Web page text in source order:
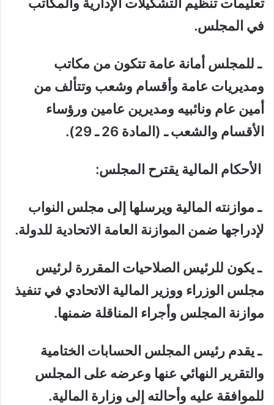
تعليمات تنظيم التشكيلات الإدارية والمكاتب
في المجلس.
ـ للمجلس أمانة عامة تتكون من مكاتب
ومديريات عامة وأقسام وشعب وتتألف من
أمين عام ونائبيه ومديرين عامين ورؤساء
الأقسام والشعب ـ (المادة 26 ـ 29).
الأحكام المالية يقترح المجلس:
ـ موازنته المالية ويرسلها إلى مجلس النواب
لإدراجها ضمن الموازنة العامة الاتحادية للدولة.
ـ يكون للرئيس الصلاحيات المقررة لرئيس
مجلس الوزراء ووزير المالية الاتحادي في تنفيذ
موازنة المجلس وأجراء المناقلة ضمنها.
ـ يقدم رئيس المجلس الحسابات الختامية
والتقرير النهائي عنها وعرضه على المجلس
للموافقة عليه وأحالته إلى وزارة المالية.